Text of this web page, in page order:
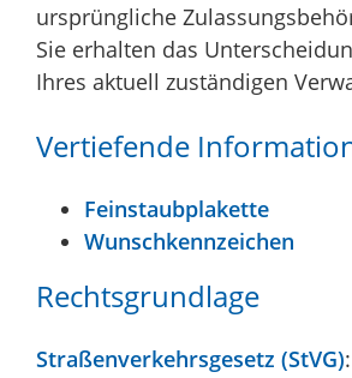
ursprüngliche
Sie erhalten das
Ihres aktuell zuständigen
Vertiefende
Feinstaubplakette
Wunschkennzeichen
Rechtsgrundlage
Straßenverkehrsgesetz (StVG):